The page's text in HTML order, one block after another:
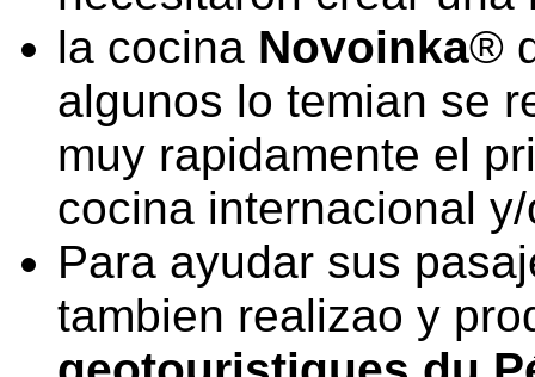
la cocina Novoinka®
algunos lo temian se
muy rapidamente el
cocina internacional
Para ayudar sus
tambien realizao y